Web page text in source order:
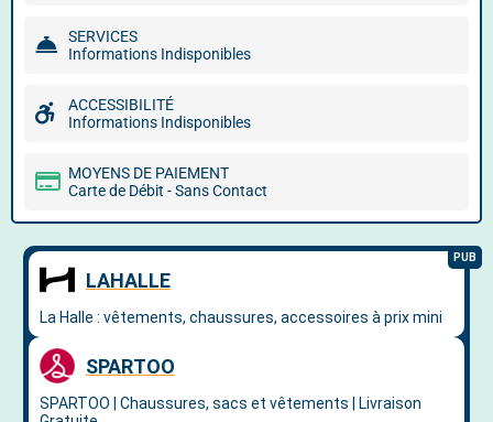
SERVICES
Informations Indisponibles
ACCESSIBILITÉ
Informations Indisponibles
MOYENS DE PAIEMENT
Carte de Débit - Sans Contact